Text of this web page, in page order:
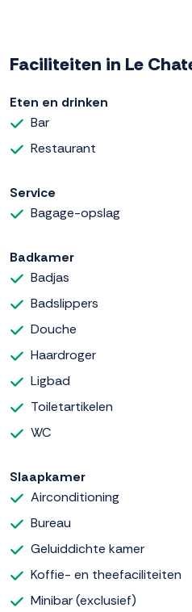
Faciliteiten in Le
Eten en drinken
Bar
Restaurant
Service
Bagage-opslag
Badkamer
Badjas
Badslippers
Douche
Haardroger
Ligbad
Toiletartikelen
WC
Slaapkamer
Airconditioning
Bureau
Geluiddichte kamer
Koffie- en theefaciliteiten
Minibar (exclusief)